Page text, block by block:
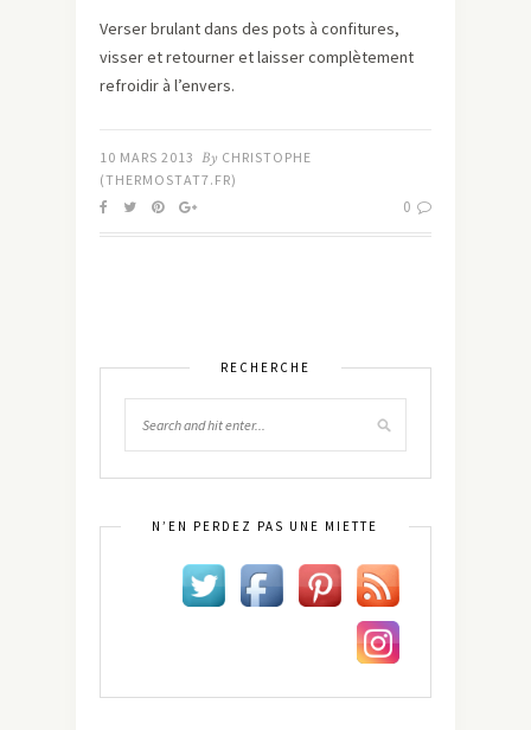
Verser brulant dans des pots à confitures,
visser et retourner et laisser complètement
refroidir à l’envers.
10 MARS 2013 By CHRISTOPHE
(THERMOSTAT7.FR)
0
RECHERCHE
N’EN PERDEZ PAS UNE MIETTE